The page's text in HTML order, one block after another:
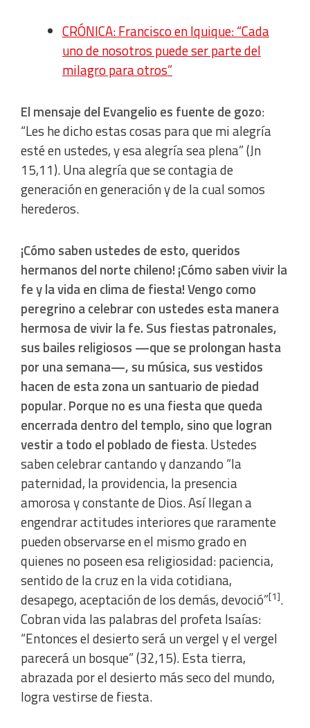
CRÓNICA: Francisco en Iquique: “Cada
uno de nosotros puede ser parte del
milagro para otros”
El mensaje del Evangelio es fuente de gozo:
“Les he dicho estas cosas para que mi alegría
esté en ustedes, y esa alegría sea plena” (Jn
15,11). Una alegría que se contagia de
generación en generación y de la cual somos
herederos.
¡Cómo saben ustedes de esto, queridos
hermanos del norte chileno! ¡Cómo saben vivir la
fe y la vida en clima de fiesta! Vengo como
peregrino a celebrar con ustedes esta manera
hermosa de vivir la fe. Sus fiestas patronales,
sus bailes religiosos —que se prolongan hasta
por una semana—, su música, sus vestidos
hacen de esta zona un santuario de piedad
popular.Porque no es una fiesta que queda
encerrada dentro del templo, sino que logran
vestir a todo el poblado de fiesta. Ustedes
saben celebrar cantando y danzando “la
paternidad, la providencia, la presencia
amorosa y constante de Dios. Así llegan a
engendrar actitudes interiores que raramente
pueden observarse en el mismo grado en
quienes no poseen esa religiosidad: paciencia,
sentido de la cruz en la vida cotidiana,
desapego, aceptación de los demás, devoció”[1].
Cobran vida las palabras del profeta Isaías:
“Entonces el desierto será un vergel y el vergel
parecerá un bosque” (32,15). Esta tierra,
abrazada por el desierto más seco del mundo,
logra vestirse de fiesta.